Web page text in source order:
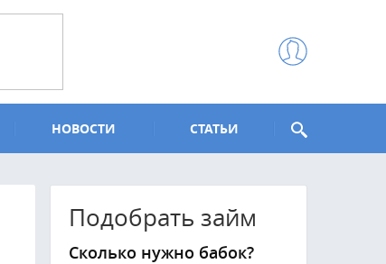
НОВОСТИ СТАТЬИ
Подобрать займ
Сколько нужно бабок?